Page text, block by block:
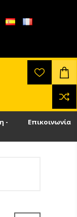
-
Επικοινωνία